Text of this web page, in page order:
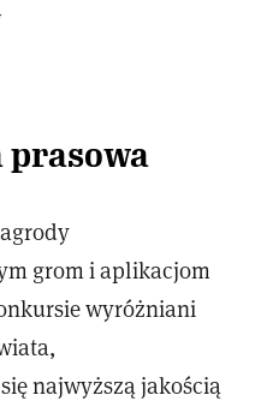
grom i aplikacjom
wyróżniani
najwyższą jakością